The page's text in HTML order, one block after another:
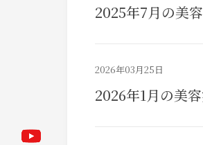
2025年7月の美
2026年03月25日
2026年1月の美